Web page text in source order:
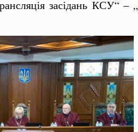
засідань КСУ“ – „